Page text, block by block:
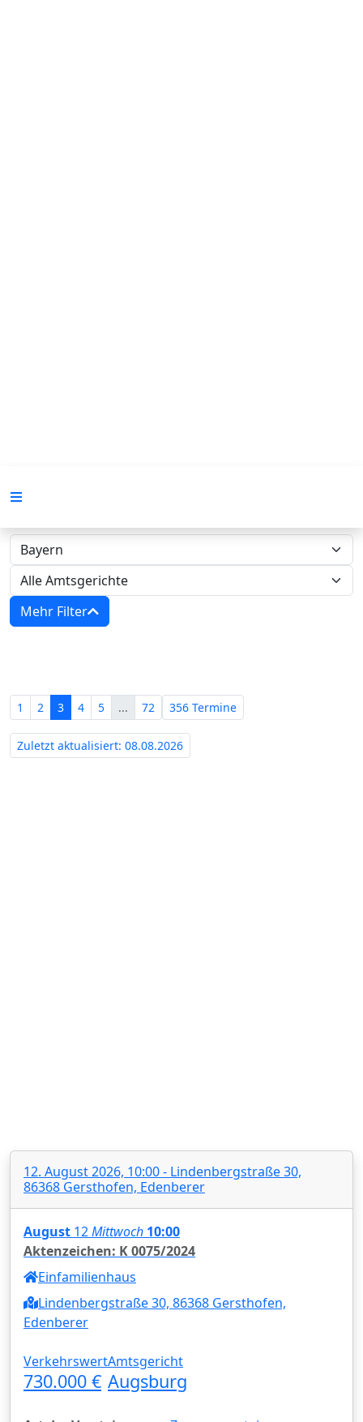
Mehr Filter
1 2 3 4 5 ... 72 356 Termine
Zuletzt aktualisiert: 08.08.2026
12. August 2026, 10:00 - Lindenbergstraße 30,
86368 Gersthofen, Edenberer
August 12Mittwoch 10:00
Aktenzeichen: K 0075/2024
Einfamilienhaus
Lindenbergstraße 30, 86368 Gersthofen,
Edenberer
Verkehrswert
730.000 €
Amtsgericht
Augsburg